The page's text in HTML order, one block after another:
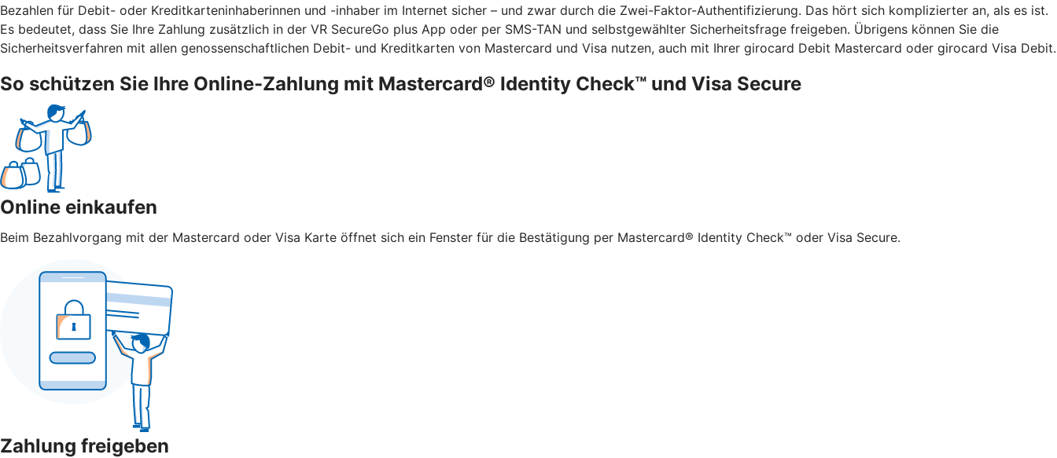
Bezahlen für Debit- oder Kreditkarteninhaberinnen und -inhaber im Internet sicher – und zwar durch die Zwei-Faktor-Authentifizierung. Das hört sich komplizierter an, als es ist.
Es bedeutet, dass Sie Ihre Zahlung zusätzlich in der VR SecureGo plus App oder per SMS-TAN und selbstgewählter Sicherheitsfrage freigeben. Übrigens können Sie die
Sicherheitsverfahren mit allen genossenschaftlichen Debit- und Kreditkarten von Mastercard und Visa nutzen, auch mit Ihrer girocard Debit Mastercard oder girocard Visa Debit.
So schützen Sie Ihre Online-Zahlung mit Mastercard® Identity Check™ und Visa Secure
Online einkaufen
Beim Bezahlvorgang mit der Mastercard oder Visa Karte öffnet sich ein Fenster für die Bestätigung per Mastercard® Identity Check™ oder Visa Secure.
Zahlung freigeben